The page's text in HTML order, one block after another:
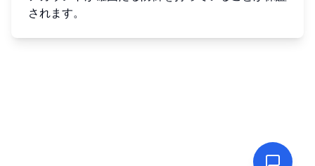
されます。